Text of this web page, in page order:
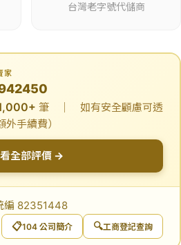
台灣老字號代儲商
家
筆 ｜ 如有安全顧慮可透
手續費）
全部評價 →
82351448
📋104 公司簡介 🔍工商登記查詢